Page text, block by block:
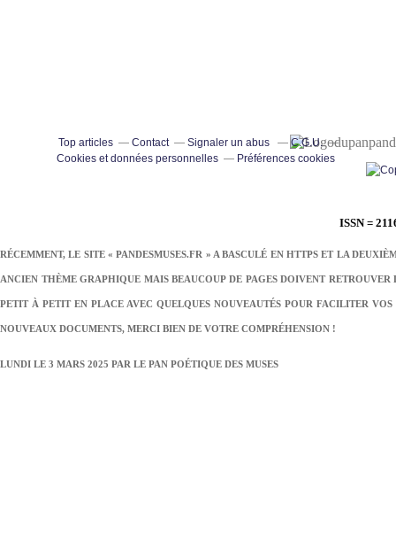
ISSN =
RÉCEMMENT, LE SITE « PANDESMUSES.FR » A BASCULÉ EN HTTPS ET LA
ANCIEN THÈME GRAPHIQUE MAIS BEAUCOUP DE PAGES DOIVENT
PETIT À PETIT EN PLACE AVEC QUELQUES NOUVEAUTÉS POUR FACILITER
NOUVEAUX DOCUMENTS, MERCI BIEN DE VOTRE COMPRÉHENSION !
LUNDI LE 3 MARS 2025 PAR LE PAN POÉTIQUE DES MUSES
Top articles Contact Signaler un abus
C.G.U.
Cookies et données personnelles
Préférences cookies